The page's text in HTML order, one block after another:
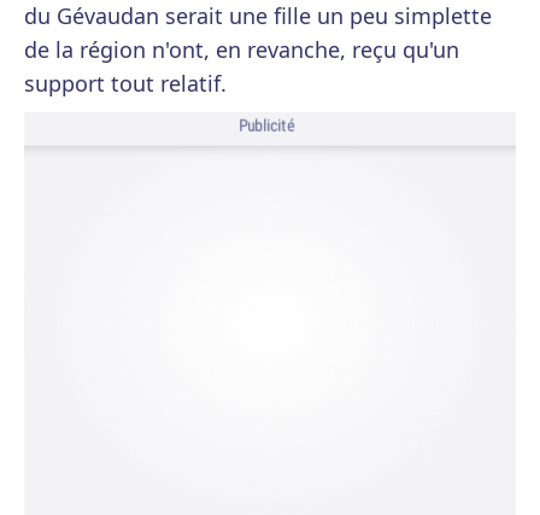
du Gévaudan serait une fille un peu simplette
de la région n'ont, en revanche, reçu qu'un
support tout relatif.
Publicité